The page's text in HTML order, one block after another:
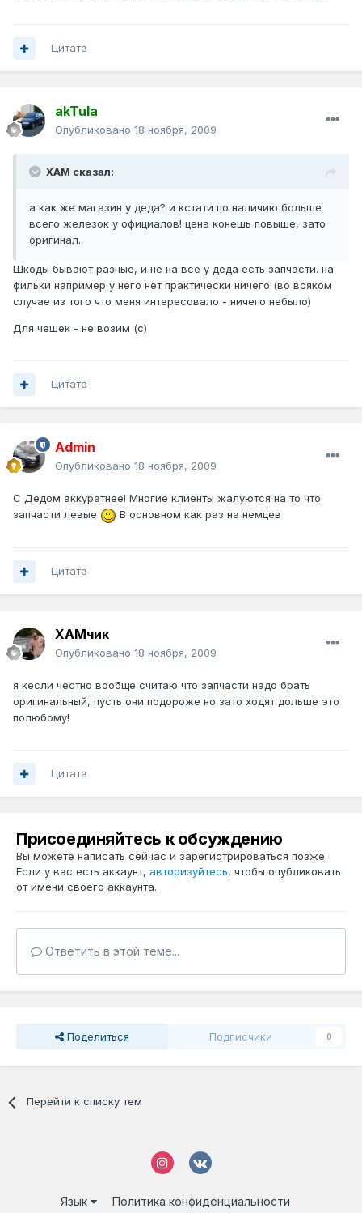
Цитата
akTula
Опубликовано 18 ноября, 2009
XAM сказал:
а как же магазин у деда? и кстати по наличию больше
всего железок у официалов! цена конешь повыше, зато
оригинал.
Шкоды бывают разные, и не на все у деда есть запчасти. на
фильки например у него нет практически ничего (во всяком
случае из того что меня интересовало - ничего небыло)
Для чешек - не возим (с)
Цитата
Admin
Опубликовано 18 ноября, 2009
С Дедом аккуратнее! Многие клиенты жалуются на то что
запчасти левые
В основном как раз на немцев
Цитата
ХАМчик
Опубликовано 18 ноября, 2009
я кесли честно вообще считаю что запчасти надо брать
оригинальный, пусть они подороже но зато ходят дольше это
полюбому!
Цитата
Присоединяйтесь к обсуждению
Вы можете написать сейчас и зарегистрироваться позже.
Если у вас есть аккаунт, авторизуйтесь, чтобы опубликовать
от имени своего аккаунта.
Ответить в этой теме...
Поделиться Подписчики 0
Перейти к списку тем
Язык
Политика конфиденциальности